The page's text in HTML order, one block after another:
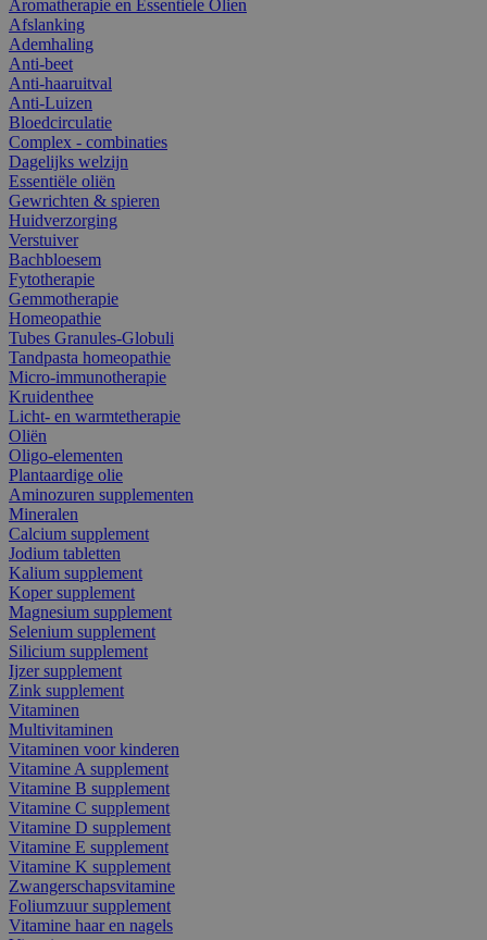
Aromatherapie en Essentiele Olien
Afslanking
Ademhaling
Anti-beet
Anti-haaruitval
Anti-Luizen
Bloedcirculatie
Complex - combinaties
Dagelijks welzijn
Essentiële oliën
Gewrichten & spieren
Huidverzorging
Verstuiver
Bachbloesem
Fytotherapie
Gemmotherapie
Homeopathie
Tubes Granules-Globuli
Tandpasta homeopathie
Micro-immunotherapie
Kruidenthee
Licht- en warmtetherapie
Oliën
Oligo-elementen
Plantaardige olie
Aminozuren supplementen
Mineralen
Calcium supplement
Jodium tabletten
Kalium supplement
Koper supplement
Magnesium supplement
Selenium supplement
Silicium supplement
Ijzer supplement
Zink supplement
Vitaminen
Multivitaminen
Vitaminen voor kinderen
Vitamine A supplement
Vitamine B supplement
Vitamine C supplement
Vitamine D supplement
Vitamine E supplement
Vitamine K supplement
Zwangerschapsvitamine
Foliumzuur supplement
Vitamine haar en nagels